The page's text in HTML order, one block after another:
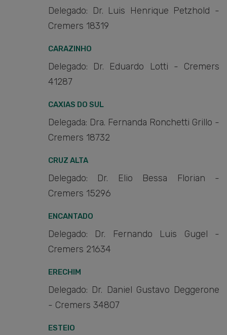
Delegado: Dr. Luis Henrique Petzhold -
Cremers 18319
CARAZINHO
Delegado: Dr. Eduardo Lotti - Cremers
41287
CAXIAS DO SUL
Delegada: Dra. Fernanda Ronchetti Grillo -
Cremers 18732
CRUZ ALTA
Delegado: Dr. Elio Bessa Florian -
Cremers 15296
ENCANTADO
Delegado: Dr. Fernando Luis Gugel -
Cremers 21634
ERECHIM
Delegado: Dr. Daniel Gustavo Deggerone
- Cremers 34807
ESTEIO